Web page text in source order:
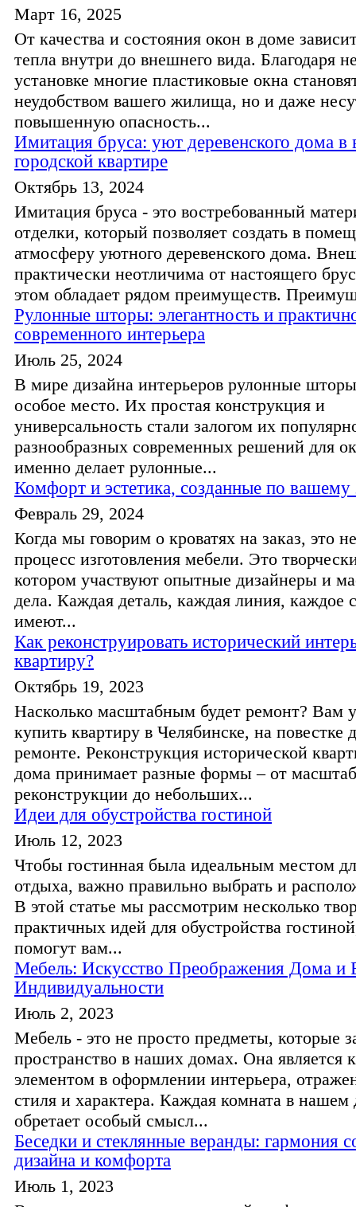
Март 16, 2025
От качества и состояния окон в доме
тепла внутри до внешнего вида. Благодаря
установке многие пластиковые окна
неудобством вашего жилища, но и даже
повышенную опасность...
Имитация бруса: уют деревенского дома в
городской квартире
Октябрь 13, 2024
Имитация бруса - это востребованный
отделки, который позволяет создать в
атмосферу уютного деревенского дома.
практически неотличима от настоящего
этом обладает рядом преимуществ.
Рулонные шторы: элегантность и
современного интерьера
Июль 25, 2024
В мире дизайна интерьеров рулонные шторы
особое место. Их простая конструкция и
универсальность стали залогом их
разнообразных современных решений для
именно делает рулонные...
Комфорт и эстетика, созданные по вашему
Февраль 29, 2024
Когда мы говорим о кроватях на заказ, это
процесс изготовления мебели. Это
котором участвуют опытные дизайнеры и
дела. Каждая деталь, каждая линия, каждое
имеют...
Как реконструировать исторический
квартиру?
Октябрь 19, 2023
Насколько масштабным будет ремонт? Вам
купить квартиру в Челябинске, на повестке
ремонте. Реконструкция исторической
дома принимает разные формы – от
реконструкции до небольших...
Идеи для обустройства гостиной
Июль 12, 2023
Чтобы гостинная была идеальным местом
отдыха, важно правильно выбрать и
В этой статье мы рассмотрим несколько
практичных идей для обустройства
помогут вам...
Мебель: Искусство Преображения Дома и
Индивидуальности
Июль 2, 2023
Мебель - это не просто предметы, которые
пространство в наших домах. Она является
элементом в оформлении интерьера,
стиля и характера. Каждая комната в нашем
обретает особый смысл...
Беседки и стеклянные веранды: гармония
дизайна и комфорта
Июль 1, 2023